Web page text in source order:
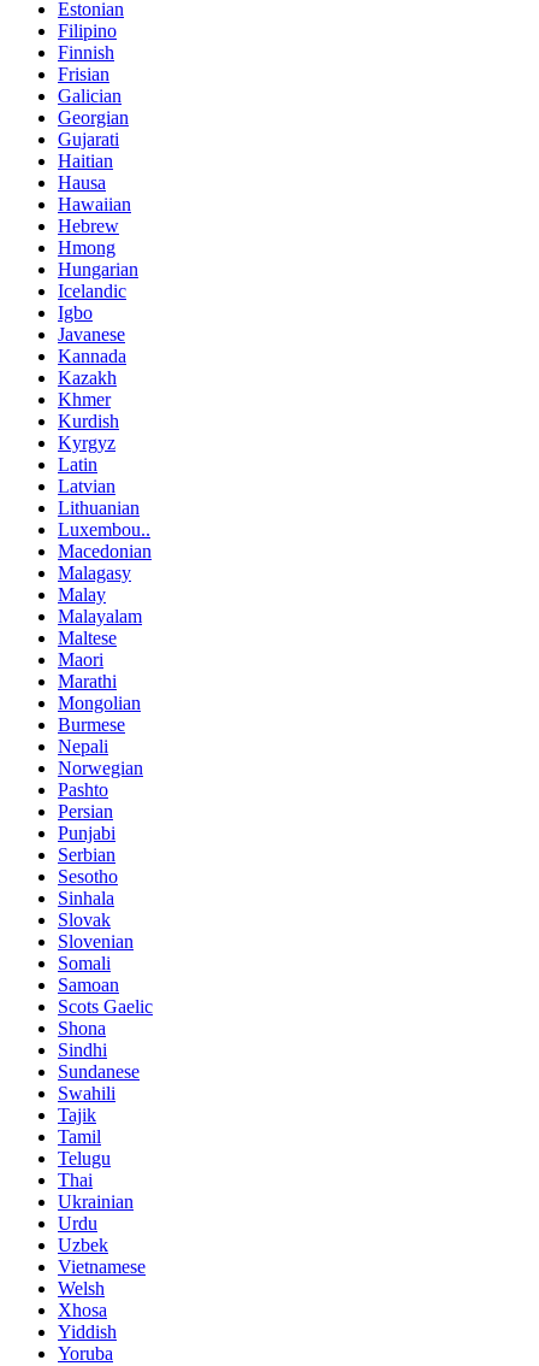
Estonian
Filipino
Finnish
Frisian
Galician
Georgian
Gujarati
Haitian
Hausa
Hawaiian
Hebrew
Hmong
Hungarian
Icelandic
Igbo
Javanese
Kannada
Kazakh
Khmer
Kurdish
Kyrgyz
Latin
Latvian
Lithuanian
Luxembou..
Macedonian
Malagasy
Malay
Malayalam
Maltese
Maori
Marathi
Mongolian
Burmese
Nepali
Norwegian
Pashto
Persian
Punjabi
Serbian
Sesotho
Sinhala
Slovak
Slovenian
Somali
Samoan
Scots Gaelic
Shona
Sindhi
Sundanese
Swahili
Tajik
Tamil
Telugu
Thai
Ukrainian
Urdu
Uzbek
Vietnamese
Welsh
Xhosa
Yiddish
Yoruba